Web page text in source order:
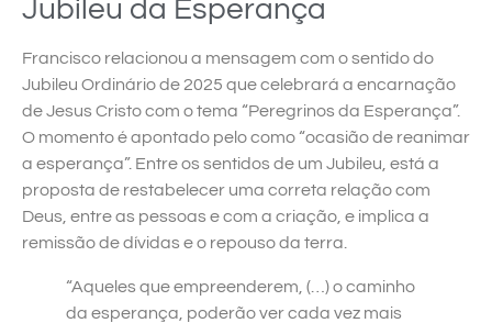
Jubileu da Esperança
Francisco relacionou a mensagem com o sentido do
Jubileu Ordinário de 2025 que celebrará a encarnação
de Jesus Cristo com o tema “Peregrinos da Esperança”.
O momento é apontado pelo como “ocasião de reanimar
a esperança”. Entre os sentidos de um Jubileu, está a
proposta de restabelecer uma correta relação com
Deus, entre as pessoas e com a criação, e implica a
remissão de dívidas e o repouso da terra.
“Aqueles que empreenderem, (…) o caminho
da esperança, poderão ver cada vez mais